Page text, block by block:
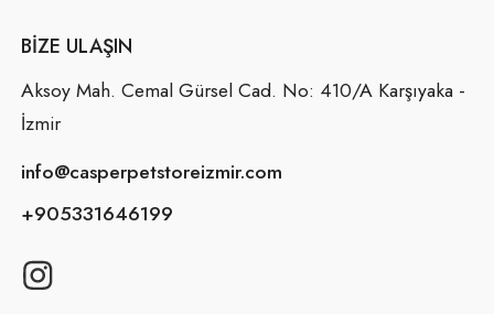
BIZE ULAŞIN
Aksoy Mah. Cemal Gürsel Cad. No: 410/A Karşıyaka -
İzmir
info@casperpetstoreizmir.com
+905331646199